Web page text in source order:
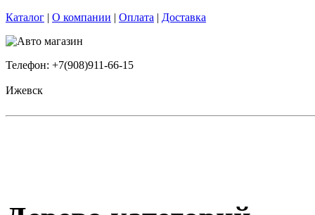
Каталог | О компании | Оплата | Доставка
Телефон: +7(908)911-66-15
Ижевск